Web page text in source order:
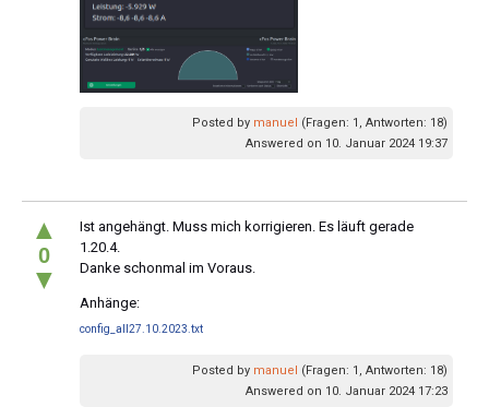
Posted by manuel
(Fragen: 1, Antworten: 18)
Answered on 10. Januar 2024 19:37
▲
0
▼
Ist angehängt. Muss mich korrigieren. Es läuft gerade
1.20.4.
Danke schonmal im Voraus.
Anhänge:
config_all27.10.2023.txt
Posted by manuel (Fragen: 1, Antworten: 18)
Answered on 10. Januar 2024 17:23